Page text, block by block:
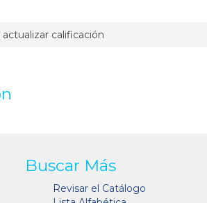
calificación
Buscar Más
Revisar el Catálogo